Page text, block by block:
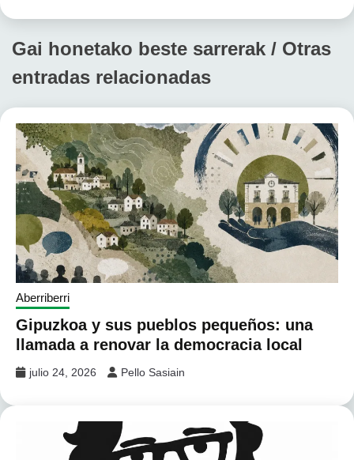
Gai honetako beste sarrerak / Otras
entradas relacionadas
Aberriberri
Gipuzkoa y sus pueblos pequeños: una
llamada a renovar la democracia local
julio 24, 2026 Pello Sasiain